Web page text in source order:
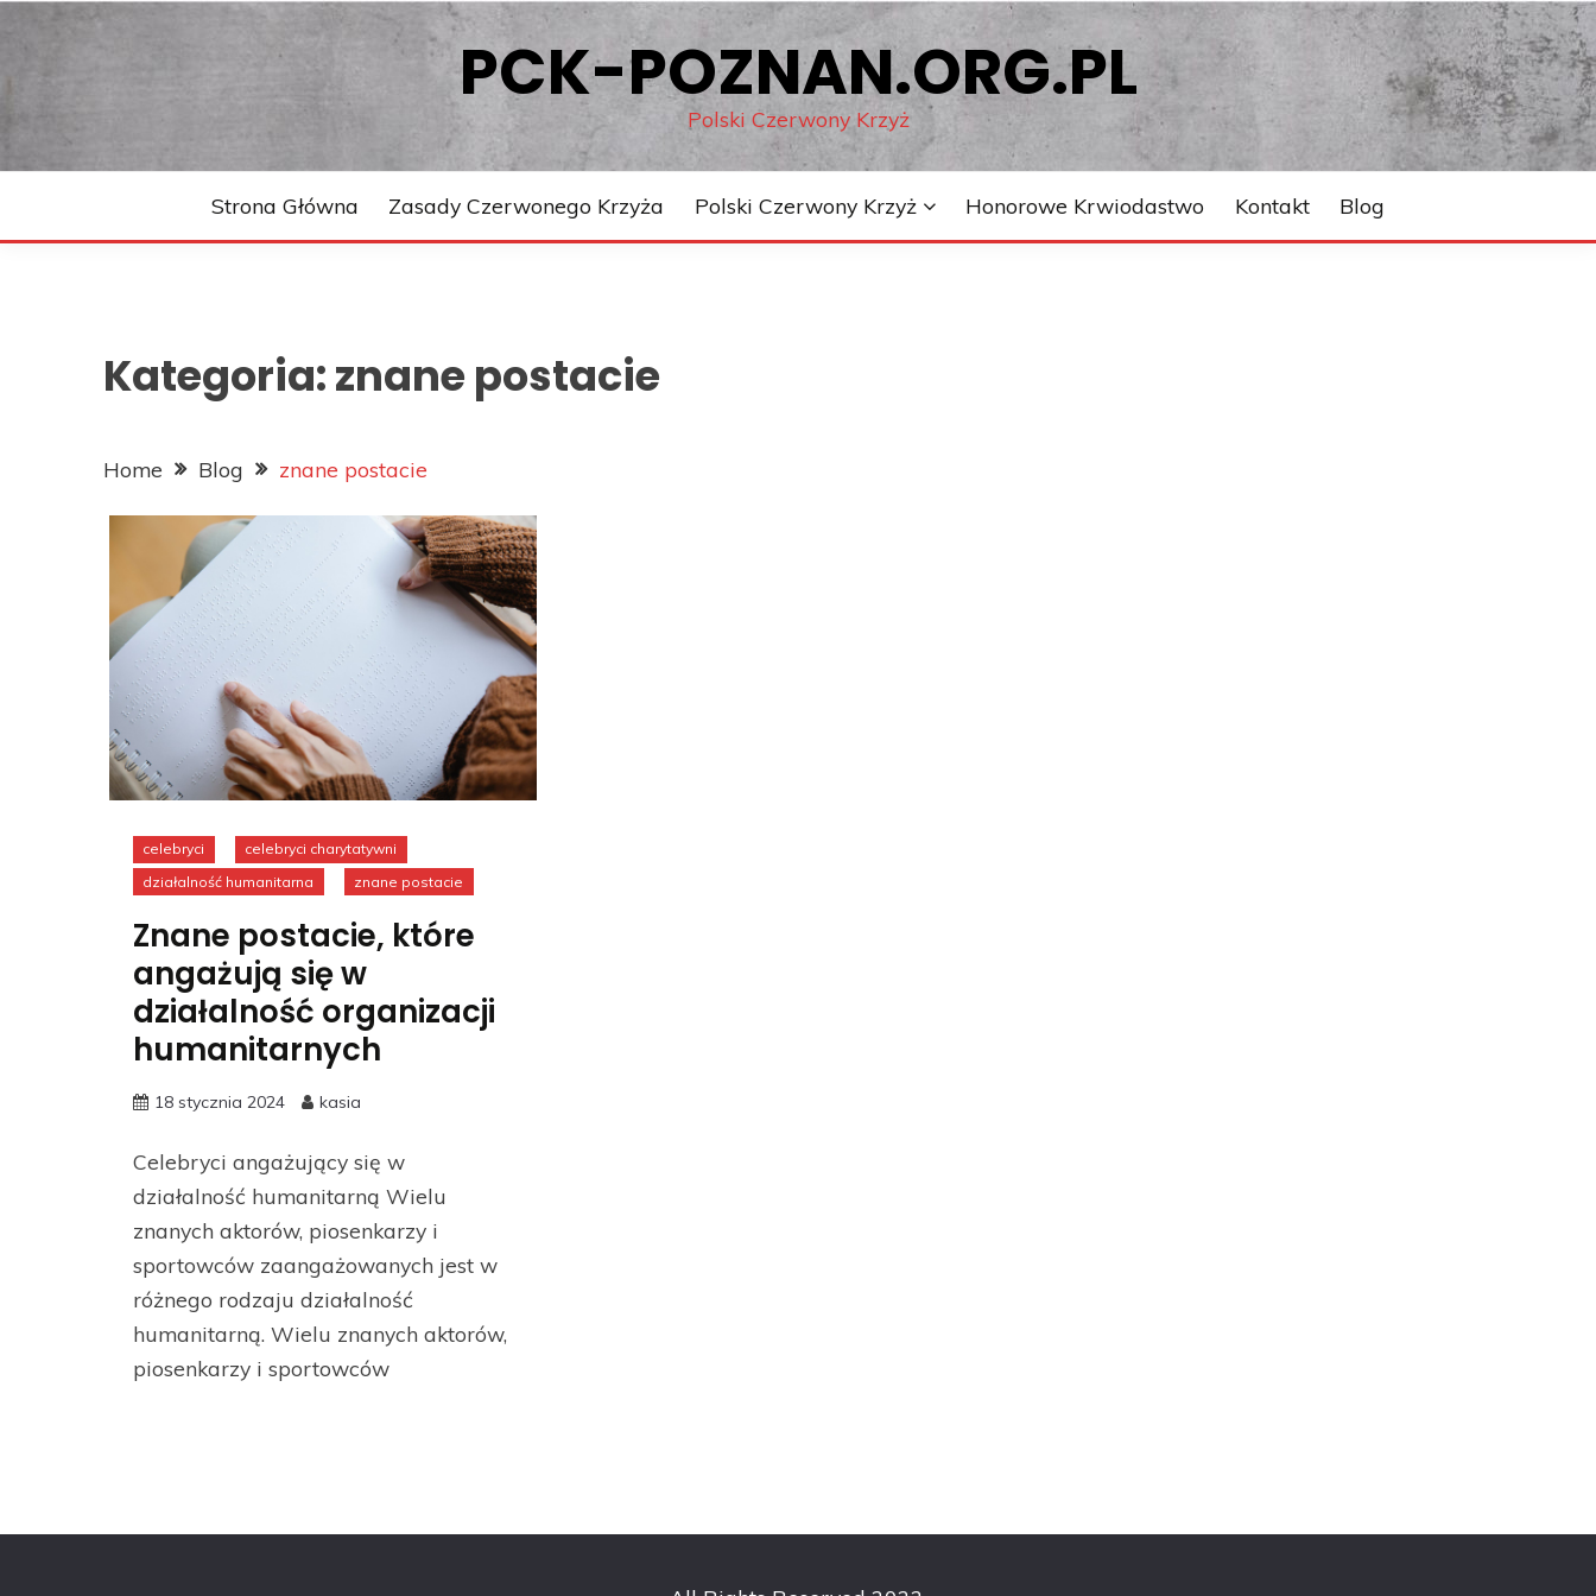
content
PCK-POZNAN.ORG.PL
Polski Czerwony Krzyż
Strona Główna Zasady Czerwonego Krzyża Polski Czerwony Krzyż Honorowe Krwiodastwo Kontakt Blog
Kategoria:znane postacie
Home Blog znane postacie
celebryci
celebryci charytatywni
działalność humanitarna
znane postacie
Znane postacie, które
angażują się w
działalność organizacji
humanitarnych
18 stycznia 2024 kasia
Celebryci angażujący się w
działalność humanitarną Wielu
znanych aktorów, piosenkarzy i
sportowców zaangażowanych jest w
różnego rodzaju działalność
humanitarną. Wielu znanych aktorów,
piosenkarzy i sportowców